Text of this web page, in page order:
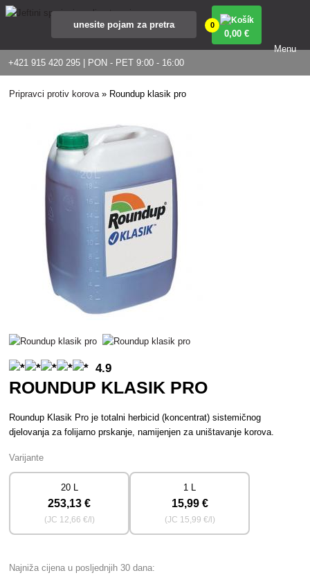
+421 915 420 295 | PON - PET 9:00 - 16:00
0
0,00 €
Menu
Pripravci protiv korova» Roundup klasik pro
4.9
ROUNDUP KLASIK PRO
Roundup Klasik Pro je totalni herbicid (koncentrat) sistemičnog
djelovanja za folijarno prskanje, namijenjen za uništavanje korova.
Varijante
20 L
253,13 €
(JC 12,66 €/l)
1 L
15,99 €
(JC 15,99 €/l)
Najniža cijena u posljednjih 30 dana: